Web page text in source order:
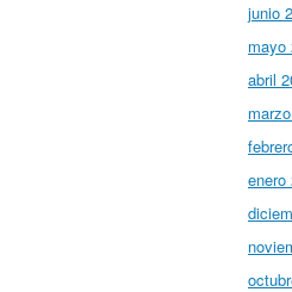
junio
mayo
abril
enero